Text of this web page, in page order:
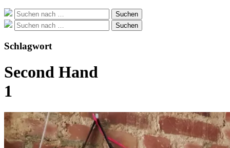
Suche
nach:
Suchen
Suche
nach:
Suchen
Schlagwort
Second Hand
1